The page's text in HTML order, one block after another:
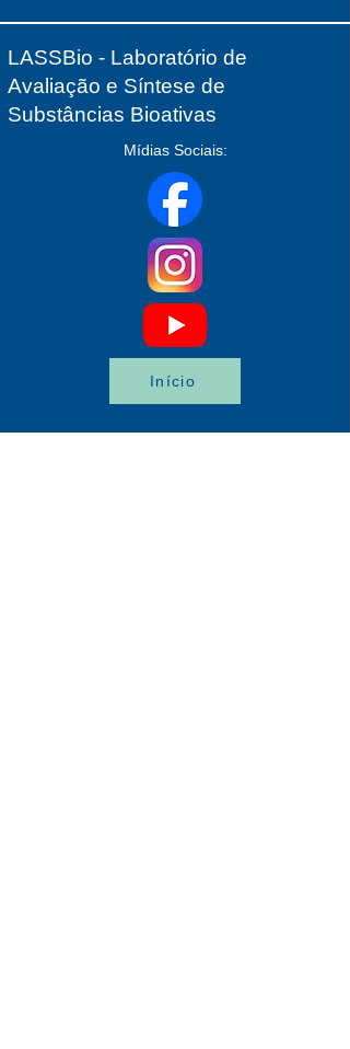
LASSBio - Laboratório de
Avaliação e Síntese de
Substâncias Bioativas
Mídias Sociais:
Início